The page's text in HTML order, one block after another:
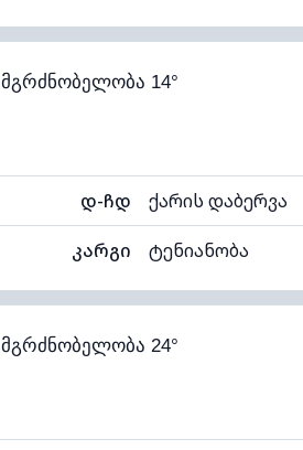
54% (კომფორტული) ღრუბლიანობა
7°C ხილვადობა
მგრძნობელობა 14°
დ-ჩდ ქარის დაბერვა
კარგი ტენიანობა
57% (კომფორტული) ღრუბლიანობა
7°C ხილვადობა
მგრძნობელობა 24°